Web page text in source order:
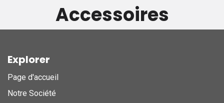
Accessoires
Explorer
Page d'accueil
Notre Société